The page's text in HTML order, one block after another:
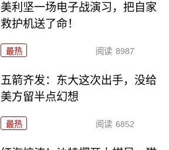
美利坚一场电子战演习，把自家
救护机送了命！
最热 阅读 8987
五箭齐发：东大这次出手，没给
美方留半点幻想
最热 阅读 6852